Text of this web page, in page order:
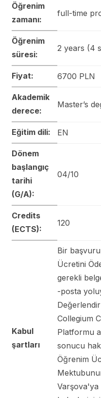
Öğrenim
zamanı:
full-time
Öğrenim
süresi:
2 years (4
Fiyat: 6700 PLN
Akademik
derece:
Master’s
Eğitim dili: EN
Dönem
başlangıç
tarihi
(G/A):
04/10
Credits
(ECTS):
120
Kabul
şartları
Bir
Ücretini
gerekli
-posta
Collegium
Platformu
sonucu
Öğrenim